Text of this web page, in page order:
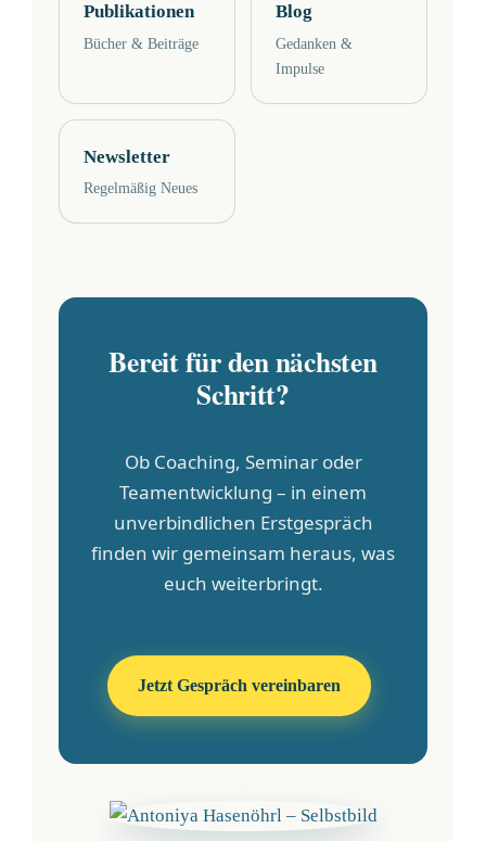
Publikationen
Bücher & Beiträge
Blog
Gedanken &
Impulse
Newsletter
Regelmäßig Neues
Bereit für den nächsten
Schritt?
Ob Coaching, Seminar oder
Teamentwicklung – in einem
unverbindlichen Erstgespräch
finden wir gemeinsam heraus, was
euch weiterbringt.
Jetzt Gespräch vereinbaren